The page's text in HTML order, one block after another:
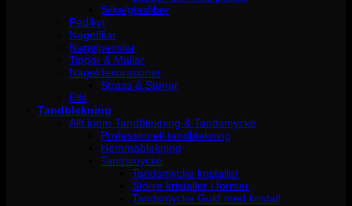
Silke/glasfiber
Pedikyr
Nagelfilar
Nagelpenslar
Tippar & Mallar
Nageldekorationer
Strass & Stenar
Elfil
Tandblekning
Allt inom Tandblekning & Tandsmycke
Professionell tandblekning
Hemmablekning
Tandsmycke
Tandsmycke kristaller
Större kristaller i former
Tandsmycke Guld med kristall